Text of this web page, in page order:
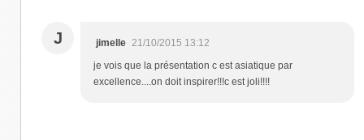
J jimelle 21/10/2015 13:12
je vois que la présentation c est asiatique par
excellence....on doit inspirer!!!c est joli!!!!